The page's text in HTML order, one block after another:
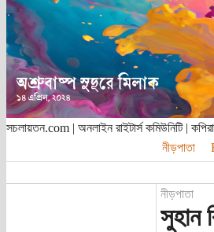
সচলায়তন.com | অনলাইন রাইটার্স কমিউনিটি |
নীড়পাতা
নীড়পাতা
সুহান